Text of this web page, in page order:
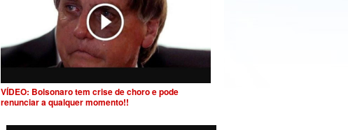
VÍDEO: Bolsonaro tem crise de choro e pode
renunciar a qualquer momento!!